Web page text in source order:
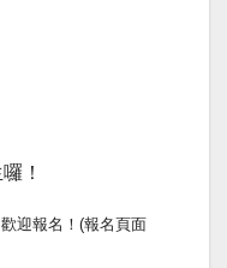
！
迎報名！(報名頁面